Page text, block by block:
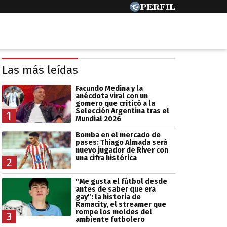
Las más leídas
1
Facundo Medina y la
anécdota viral con un
gomero que criticó a la
Selección Argentina tras el
Mundial 2026
2
Bomba en el mercado de
pases: Thiago Almada será
nuevo jugador de River con
una cifra histórica
3
"Me gusta el fútbol desde
antes de saber que era
gay": la historia de
Ramacity, el streamer que
rompe los moldes del
ambiente futbolero